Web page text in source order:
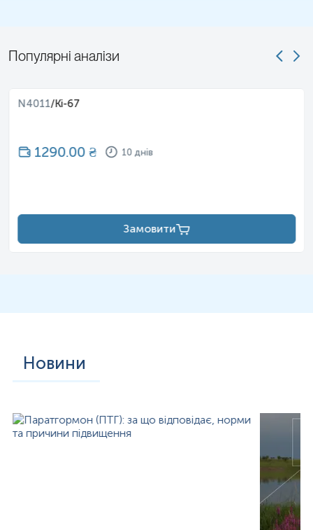
Популярні аналізи
N4011/Ki-67
1290.00₴ 10 днів
Замовити
Новини